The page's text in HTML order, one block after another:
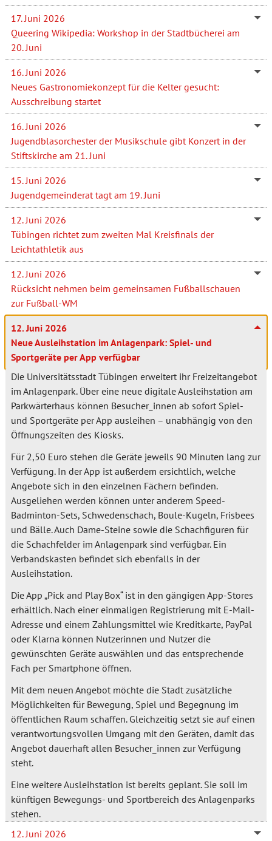
17. Juni 2026
Queering Wikipedia: Workshop in der Stadtbücherei am
20. Juni
16. Juni 2026
Neues Gastronomiekonzept für die Kelter gesucht:
Ausschreibung startet
16. Juni 2026
Jugendblasorchester der Musikschule gibt Konzert in der
Stiftskirche am 21. Juni
15. Juni 2026
Jugendgemeinderat tagt am 19. Juni
12. Juni 2026
Tübingen richtet zum zweiten Mal Kreisfinals der
Leichtathletik aus
12. Juni 2026
Rücksicht nehmen beim gemeinsamen Fußballschauen
zur Fußball-WM
12. Juni 2026
Neue Ausleihstation im Anlagenpark: Spiel- und
Sportgeräte per App verfügbar
Die Universitätsstadt Tübingen erweitert ihr Freizeitangebot
im Anlagenpark. Über eine neue digitale Ausleihstation am
Parkwärterhaus können Besucher_innen ab sofort Spiel-
und Sportgeräte per App ausleihen – unabhängig von den
Öffnungszeiten des Kiosks.
Für 2,50 Euro stehen die Geräte jeweils 90 Minuten lang zur
Verfügung. In der App ist außerdem ersichtlich, welche
Angebote sich in den einzelnen Fächern befinden.
Ausgeliehen werden können unter anderem Speed-
Badminton-Sets, Schwedenschach, Boule-Kugeln, Frisbees
und Bälle. Auch Dame-Steine sowie die Schachfiguren für
die Schachfelder im Anlagenpark sind verfügbar. Ein
Verbandskasten befindet sich ebenfalls in der
Ausleihstation.
Die App „Pick and Play Box“ ist in den gängigen App-Stores
erhältlich. Nach einer einmaligen Registrierung mit E-Mail-
Adresse und einem Zahlungsmittel wie Kreditkarte, PayPal
oder Klarna können Nutzerinnen und Nutzer die
gewünschten Geräte auswählen und das entsprechende
Fach per Smartphone öffnen.
Mit dem neuen Angebot möchte die Stadt zusätzliche
Möglichkeiten für Bewegung, Spiel und Begegnung im
öffentlichen Raum schaffen. Gleichzeitig setzt sie auf einen
verantwortungsvollen Umgang mit den Geräten, damit das
Angebot dauerhaft allen Besucher_innen zur Verfügung
steht.
Eine weitere Ausleihstation ist bereits geplant. Sie soll im
künftigen Bewegungs- und Sportbereich des Anlagenparks
stehen.
12. Juni 2026